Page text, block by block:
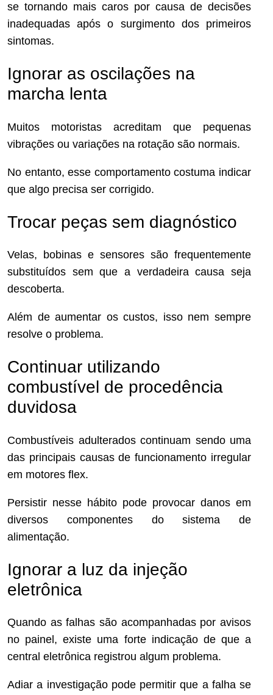
se tornando mais caros por causa de decisões
inadequadas após o surgimento dos primeiros
sintomas.
Ignorar as oscilações na
marcha lenta
Muitos motoristas acreditam que pequenas
vibrações ou variações na rotação são normais.
No entanto, esse comportamento costuma indicar
que algo precisa ser corrigido.
Trocar peças sem diagnóstico
Velas, bobinas e sensores são frequentemente
substituídos sem que a verdadeira causa seja
descoberta.
Além de aumentar os custos, isso nem sempre
resolve o problema.
Continuar utilizando
combustível de procedência
duvidosa
Combustíveis adulterados continuam sendo uma
das principais causas de funcionamento irregular
em motores flex.
Persistir nesse hábito pode provocar danos em
diversos componentes do sistema de
alimentação.
Ignorar a luz da injeção
eletrônica
Quando as falhas são acompanhadas por avisos
no painel, existe uma forte indicação de que a
central eletrônica registrou algum problema.
Adiar a investigação pode permitir que a falha se